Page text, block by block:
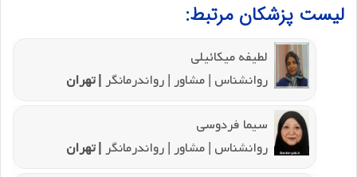
لیست پزشکان مرتبط:
لطیفه میکائیلی
روانشناس | مشاور | رواندرمانگر| تهران
سیما فردوسی
روانشناس | مشاور | رواندرمانگر| تهران